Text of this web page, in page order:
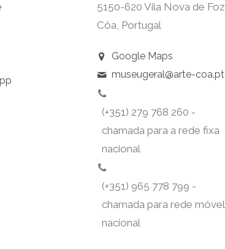
5150-620 Vila Nova de Foz
Côa, Portugal
Google Maps
museugeral@arte-coa.pt
(+351) 279 768 260 -
chamada para a rede fixa
nacional
(+351) 965 778 799 -
chamada para rede móvel
nacional